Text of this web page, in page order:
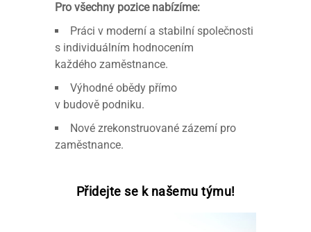
Pro všechny pozice nabízíme:
Práci v moderní a stabilní společnosti
s individuálním hodnocením
každého zaměstnance.
Výhodné obědy přímo
v budově podniku.
Nové zrekonstruované zázemí pro
zaměstnance.
Přidejte se k našemu týmu!